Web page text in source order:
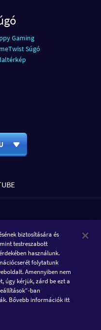
Gaming
Súgó
biztosítására és
testreszabott
használunk.
folytatunk
Amennyiben nem
úgy kérjük, zárd be ezt a
ban
Bővebb információk itt